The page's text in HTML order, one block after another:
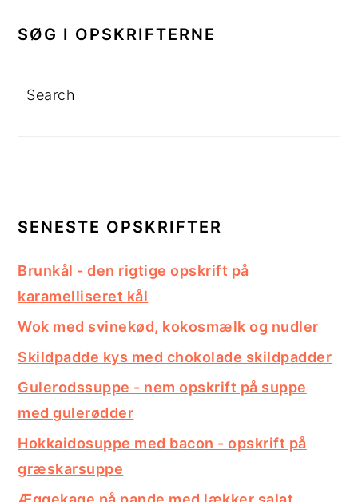
SIDEBAR
SØG I OPSKRIFTERNE
Search
SENESTE OPSKRIFTER
Brunkål - den rigtige opskrift på
karamelliseret kål
Wok med svinekød, kokosmælk og nudler
Skildpadde kys med chokolade skildpadder
Gulerodssuppe - nem opskrift på suppe
med gulerødder
Hokkaidosuppe med bacon - opskrift på
græskarsuppe